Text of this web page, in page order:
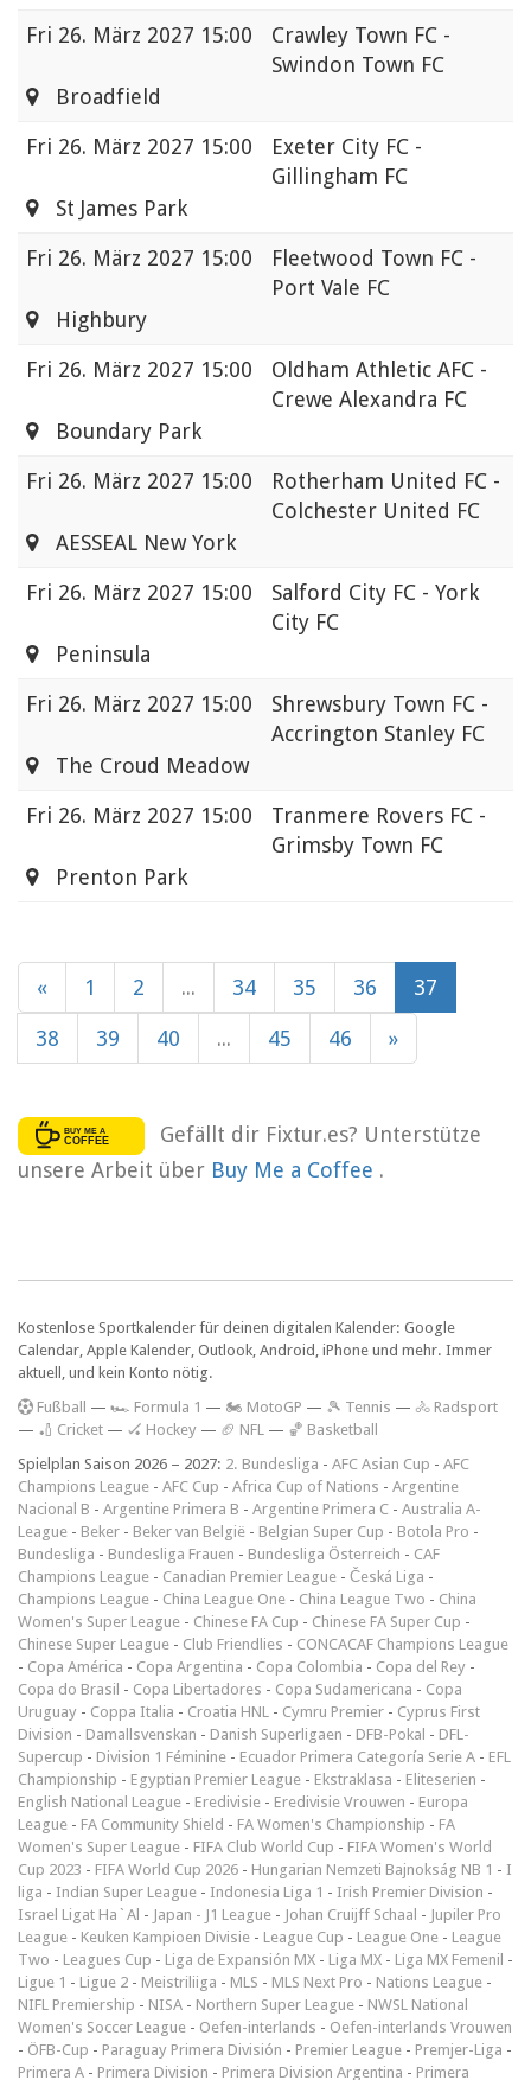
Fri 26. März 2027 15:00
Crawley Town FC -
Swindon Town FC
Broadfield
Fri 26. März 2027 15:00
Exeter City FC -
Gillingham FC
St James Park
Fri 26. März 2027 15:00
Fleetwood Town FC -
Port Vale FC
Highbury
Fri 26. März 2027 15:00
Oldham Athletic AFC -
Crewe Alexandra FC
Boundary Park
Fri 26. März 2027 15:00
Rotherham United FC -
Colchester United FC
AESSEAL New York
Fri 26. März 2027 15:00
Salford City FC - York
City FC
Peninsula
Fri 26. März 2027 15:00
Shrewsbury Town FC -
Accrington Stanley FC
The Croud Meadow
Fri 26. März 2027 15:00
Tranmere Rovers FC -
Grimsby Town FC
Prenton Park
« 1 2 ... 34 35 36 37
38 39 40 ... 45 46 »
Gefällt dir Fixtur.es? Unterstütze
unsere Arbeit über Buy Me a Coffee .
Kostenlose Sportkalender für deinen digitalen Kalender: Google
Calendar, Apple Kalender, Outlook, Android, iPhone und mehr. Immer
aktuell, und kein Konto nötig.
Fußball — 🏎️ Formula 1 — 🏍 MotoGP — 🎾 Tennis — 🚴 Radsport
— 🏏 Cricket — 🏑 Hockey — 🏈 NFL — 🏀 Basketball
Spielplan Saison 2026 – 2027: 2. Bundesliga - AFC Asian Cup - AFC
Champions League - AFC Cup - Africa Cup of Nations - Argentine
Nacional B - Argentine Primera B - Argentine Primera C - Australia A-
League - Beker - Beker van België - Belgian Super Cup - Botola Pro -
Bundesliga - Bundesliga Frauen - Bundesliga Österreich - CAF
Champions League - Canadian Premier League - Česká Liga -
Champions League - China League One - China League Two - China
Women's Super League - Chinese FA Cup - Chinese FA Super Cup -
Chinese Super League - Club Friendlies - CONCACAF Champions League
- Copa América - Copa Argentina - Copa Colombia - Copa del Rey -
Copa do Brasil - Copa Libertadores - Copa Sudamericana - Copa
Uruguay - Coppa Italia - Croatia HNL - Cymru Premier - Cyprus First
Division - Damallsvenskan - Danish Superligaen - DFB-Pokal - DFL-
Supercup - Division 1 Féminine - Ecuador Primera Categoría Serie A - EFL
Championship - Egyptian Premier League - Ekstraklasa - Eliteserien -
English National League - Eredivisie - Eredivisie Vrouwen - Europa
League - FA Community Shield - FA Women's Championship - FA
Women's Super League - FIFA Club World Cup - FIFA Women's World
Cup 2023 - FIFA World Cup 2026 - Hungarian Nemzeti Bajnokság NB 1 - I
liga - Indian Super League - Indonesia Liga 1 - Irish Premier Division -
Israel Ligat Ha`Al - Japan - J1 League - Johan Cruijff Schaal - Jupiler Pro
League - Keuken Kampioen Divisie - League Cup - League One - League
Two - Leagues Cup - Liga de Expansión MX - Liga MX - Liga MX Femenil -
Ligue 1 - Ligue 2 - Meistriliiga - MLS - MLS Next Pro - Nations League -
NIFL Premiership - NISA - Northern Super League - NWSL National
Women's Soccer League - Oefen-interlands - Oefen-interlands Vrouwen
- ÖFB-Cup - Paraguay Primera División - Premier League - Premjer-Liga -
Primera A - Primera Division - Primera Division Argentina - Primera